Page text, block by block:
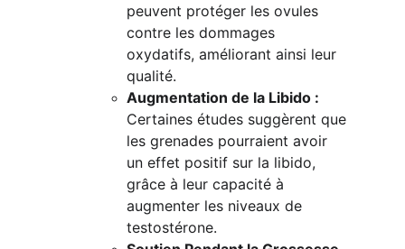
peuvent protéger les ovules
contre les dommages
oxydatifs, améliorant ainsi leur
qualité.
Augmentation de la Libido :
Certaines études suggèrent que
les grenades pourraient avoir
un effet positif sur la libido,
grâce à leur capacité à
augmenter les niveaux de
testostérone.